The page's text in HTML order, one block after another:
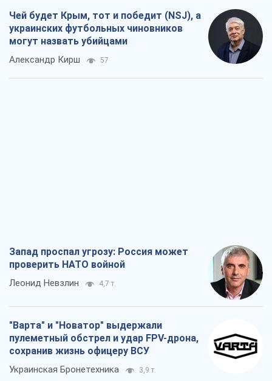
Чей будет Крым, тот и победит (NSJ), а
украинских футбольных чиновников
могут назвать убийцами
Александр Кирш 57
Запад проспал угрозу: Россия может
проверить НАТО войной
Леонид Невзлин 4,7 т.
"Варта" и "Новатор" выдержали
пулеметный обстрел и удар FPV-дрона,
сохранив жизнь офицеру ВСУ
Украинская Бронетехника 3,9 т.